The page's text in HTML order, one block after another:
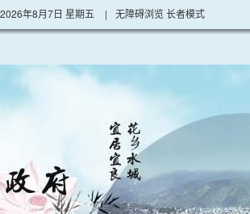
2026年8月7日 星期五 | 无障碍浏览长者模式